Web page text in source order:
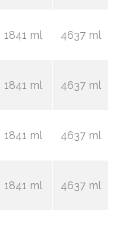
1841 ml 4637 ml
1841 ml 4637 ml
1841 ml 4637 ml
1841 ml 4637 ml